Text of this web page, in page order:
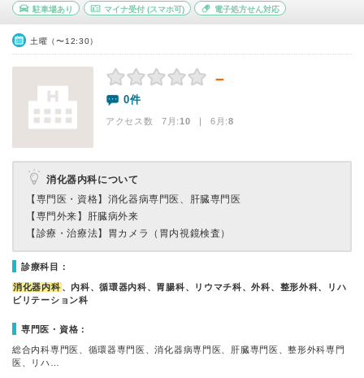
駐車場あり マイナ受付(スマホ可) 電子処方せん対応
土曜（〜12:30）
－
0件
アクセス数 7月:10 | 6月:8
消化器内科について
【専門医・資格】 消化器病専門医、肝臓専門医
【専門外来】 肝臓病外来
【診療・治療法】 胃カメラ（胃内視鏡検査）
診療科目：
消化器内科 、内科、循環器内科、胃腸科、リウマチ科、外科、整形外科、リハ
ビリテーション科
専門医・資格：
総合内科専門医、循環器専門医、消化器病専門医、肝臓専門医、整形外科専門
医、リハ…